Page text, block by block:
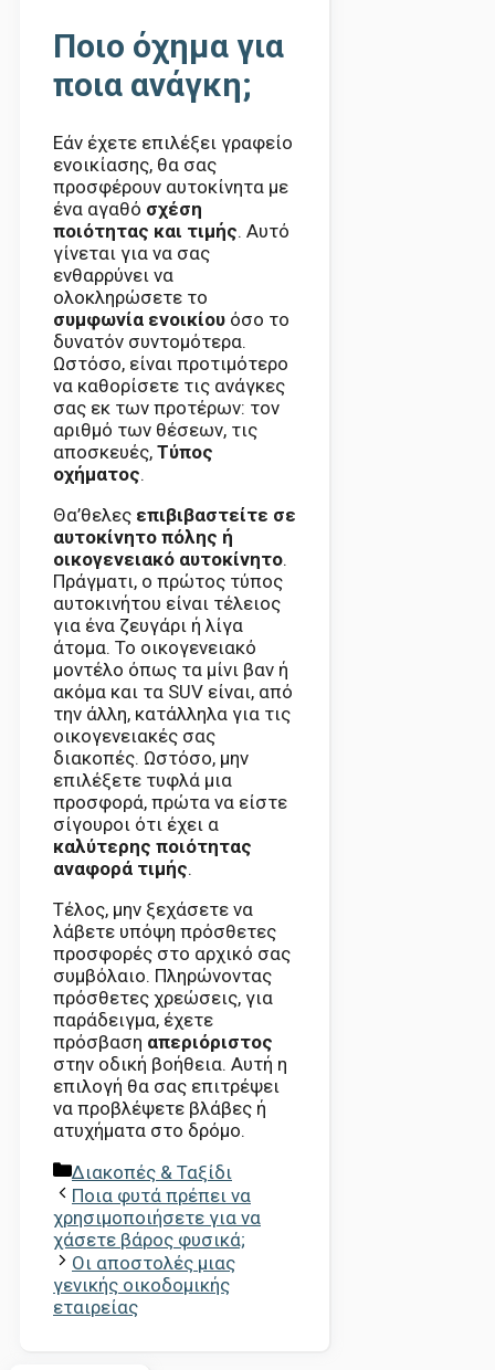
Ποιο όχημα για
ποια ανάγκη;
Εάν έχετε επιλέξει γραφείο
ενοικίασης, θα σας
προσφέρουν αυτοκίνητα με
ένα αγαθό σχέση
ποιότητας και τιμής. Αυτό
γίνεται για να σας
ενθαρρύνει να
ολοκληρώσετε το
συμφωνία ενοικίου όσο το
δυνατόν συντομότερα.
Ωστόσο, είναι προτιμότερο
να καθορίσετε τις ανάγκες
σας εκ των προτέρων: τον
αριθμό των θέσεων, τις
αποσκευές, Τύπος
οχήματος.
Θα’θελες επιβιβαστείτε σε
αυτοκίνητο πόλης ή
οικογενειακό αυτοκίνητο.
Πράγματι, ο πρώτος τύπος
αυτοκινήτου είναι τέλειος
για ένα ζευγάρι ή λίγα
άτομα. Το οικογενειακό
μοντέλο όπως τα μίνι βαν ή
ακόμα και τα SUV είναι, από
την άλλη, κατάλληλα για τις
οικογενειακές σας
διακοπές. Ωστόσο, μην
επιλέξετε τυφλά μια
προσφορά, πρώτα να είστε
σίγουροι ότι έχει α
καλύτερης ποιότητας
αναφορά τιμής.
Τέλος, μην ξεχάσετε να
λάβετε υπόψη πρόσθετες
προσφορές στο αρχικό σας
συμβόλαιο. Πληρώνοντας
πρόσθετες χρεώσεις, για
παράδειγμα, έχετε
πρόσβαση απεριόριστος
στην οδική βοήθεια. Αυτή η
επιλογή θα σας επιτρέψει
να προβλέψετε βλάβες ή
ατυχήματα στο δρόμο.
Κατηγορίες
Διακοπές & Ταξίδι
Ποια φυτά πρέπει να
χρησιμοποιήσετε για να
χάσετε βάρος φυσικά;
Οι αποστολές μιας
γενικής οικοδομικής
εταιρείας